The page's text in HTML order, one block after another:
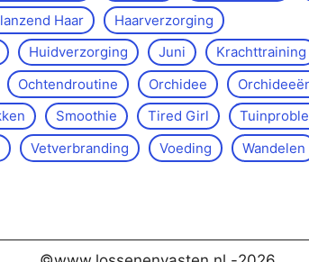
Haar
Haarverzorging
Huidverzorging Juni
Krachttraining
Ochtendroutine Orchidee
Smoothie Tired Girl
Vetverbranding Voeding
Wandelen